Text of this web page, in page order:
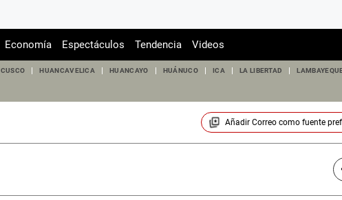
Economía Espectáculos Tendencia Videos
CUSCO HUANCAVELICA HUANCAYO HUÁNUCO ICA LA LIBERTAD
Añadir Correocomo fuente